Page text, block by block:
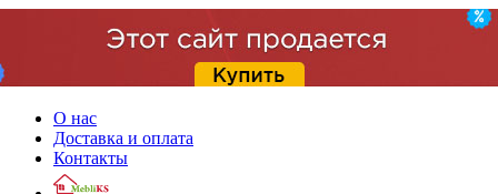
О нас
Доставка и оплата
Контакты